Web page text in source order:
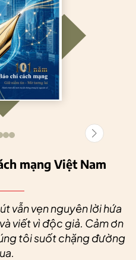
mạng Việt Nam
vẫn vẹn nguyên lời hứa
viết vì độc giả. Cảm ơn
tôi suốt chặng đường